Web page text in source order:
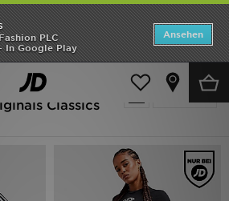
PLC
In Google Play
Ansehen
Verfeinern
- Schwarz
Classics